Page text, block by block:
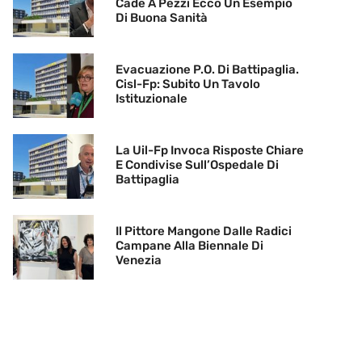
Cade A Pezzi Ecco Un Esempio
Di Buona Sanità
Evacuazione P.O. Di Battipaglia.
Cisl-Fp: Subito Un Tavolo
Istituzionale
La Uil-Fp Invoca Risposte Chiare
E Condivise Sull’Ospedale Di
Battipaglia
Il Pittore Mangone Dalle Radici
Campane Alla Biennale Di
Venezia